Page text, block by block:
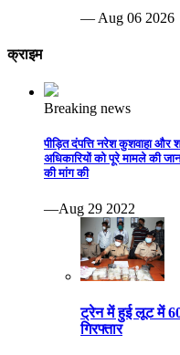
— Aug 06 2026
क्राइम
Breaking news
पीड़ित दंपत्ति नरेश कुशवाहा
अधिकारियों को पूरे मामले की
की मांग की
—Aug 29 2022
ट्रेन में हुई लूट में
गिरफ्तार